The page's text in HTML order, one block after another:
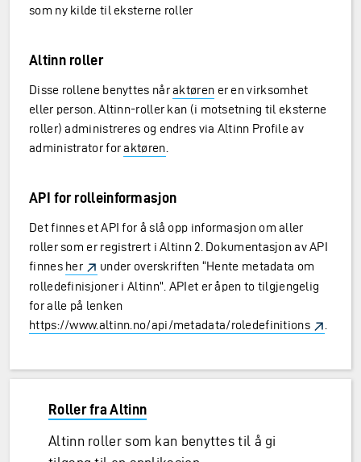
som ny kilde til eksterne roller
Altinn roller
Disse rollene benyttes nåraktøren er en virksomhet
eller person. Altinn-roller kan (i motsetning til eksterne
roller) administreres og endres via Altinn Profile av
administrator foraktøren
API for rolleinformasjon
Det finnes et API for å slå opp informasjon om aller
roller som er registrert i Altinn 2. Dokumentasjon av API
finnes her
under overskriften “Hente metadata om
rolledefinisjoner i Altinn”. APIet er åpen to tilgjengelig
for alle på lenken
https://www.altinn.no/api/metadata/roledefinitions
Roller fra Altinn
Altinn roller som kan benyttes til å gi